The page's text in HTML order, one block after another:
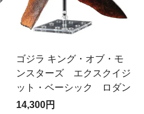
ゴジラ キング・オブ・モ
ンスターズ エクスクイジ
ット・ベーシック ロダン
14,300円